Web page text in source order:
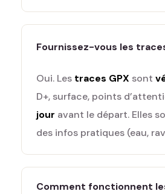
Fournissez-vous les
Oui. Les traces GPX sont
D+, surface, points
jour avant le départ. Elles
des infos pratiques (eau,
Comment fonctionnent